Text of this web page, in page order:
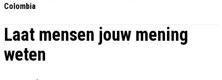
Colombia
Laat mensen jouw mening
weten